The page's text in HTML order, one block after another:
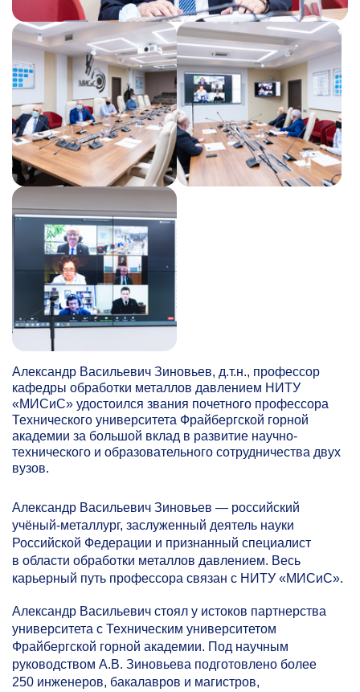
Александр Васильевич Зиновьев, д.т.н., профессор
кафедры обработки металлов давлением НИТУ
«МИСиС» удостоился звания почетного профессора
Технического университета Фрайбергской горной
академии за большой вклад в развитие научно-
технического и образовательного сотрудничества двух
вузов.
Александр Васильевич Зиновьев — российский
учёный-металлург, заслуженный деятель науки
Российской Федерации и признанный специалист
в области обработки металлов давлением. Весь
карьерный путь профессора связан с НИТУ «МИСиС».
Александр Васильевич стоял у истоков партнерства
университета с Техническим университетом
Фрайбергской горной академии. Под научным
руководством А.В. Зиновьева подготовлено более
250 инженеров, бакалавров и магистров,